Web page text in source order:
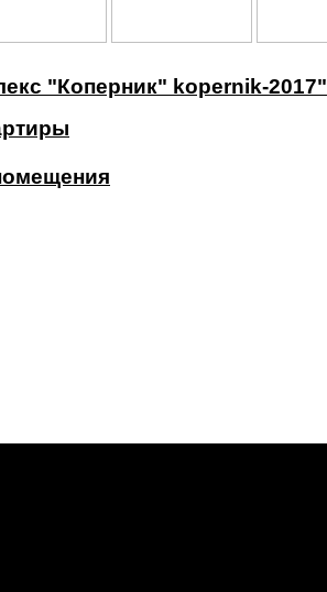
"Коперник" kopernik-2017"